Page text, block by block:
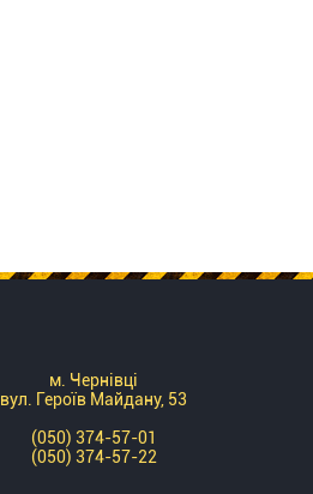
м. Чернівці
вул. Героїв Майдану, 53
(050) 374-57-01
(050) 374-57-22